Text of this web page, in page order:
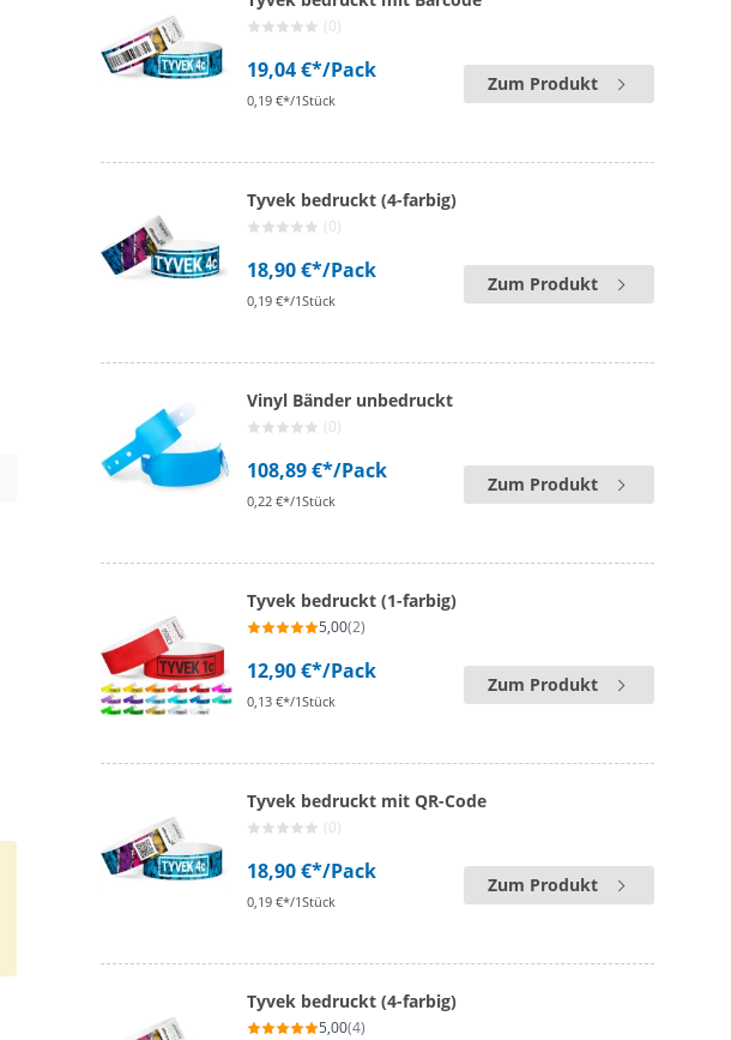
(0)
19,04 €*/Pack
0,19 €*/1Stück
Zum Produkt
Tyvek bedruckt (4-farbig)
(0)
18,90 €*/Pack
0,19 €*/1Stück
Zum Produkt
Vinyl Bänder unbedruckt
(0)
108,89 €*/Pack
0,22 €*/1Stück
Zum Produkt
Tyvek bedruckt (1-farbig)
5,00(2)
12,90 €*/Pack
0,13 €*/1Stück
Zum Produkt
Tyvek bedruckt mit QR-Code
(0)
18,90 €*/Pack
0,19 €*/1Stück
Zum Produkt
Tyvek bedruckt (4-farbig)
5,00(4)